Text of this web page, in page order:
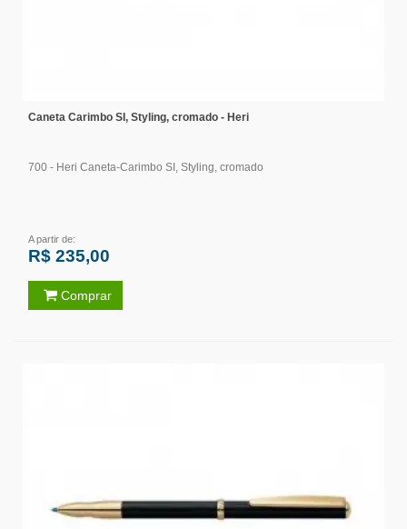
Caneta Carimbo SI, Styling, cromado - Heri
700 - Heri Caneta-Carimbo SI, Styling, cromado
A partir de:
R$ 235,00
Comprar